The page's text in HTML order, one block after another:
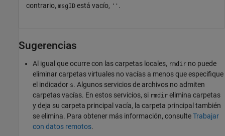
contrario, msgID está vacío, '' .
Sugerencias
Al igual que ocurre con las carpetas locales, rmdir no puede
eliminar carpetas virtuales no vacías a menos que especifique
el indicador s. Algunos servicios de archivos no admiten
carpetas vacías. En estos servicios, si rmdir elimina carpetas
y deja su carpeta principal vacía, la carpeta principal también
se elimina. Para obtener más información, consulteTrabajar
con datos remotos.